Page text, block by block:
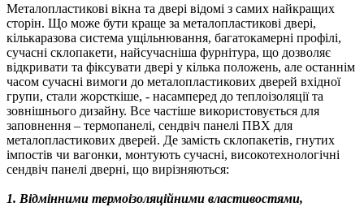
Металопластикові вікна та двері відомі з самих найкращих
сторін. Що може бути краще за металопластикові двері,
кількаразова система ущільнювання, багатокамерні профілі,
сучасні склопакети, найсучасніша фурнітура, що дозволяє
відкривати та фіксувати двері у кілька положень, але останнім
часом сучасні вимоги до металопластикових дверей вхідної
групи, стали жорсткіше, - насамперед до теплоізоляції та
зовнішнього дизайну. Все частіше використовується для
заповнення – термопанелі, сендвіч панелі ПВХ для
металопластикових дверей. Де замість склопакетів, гнутих
імпостів чи вагонки, монтують сучасні, високотехнологічні
сендвіч панелі дверні, що вирізняються:
1. Відмінними термоізоляційними властивостями,